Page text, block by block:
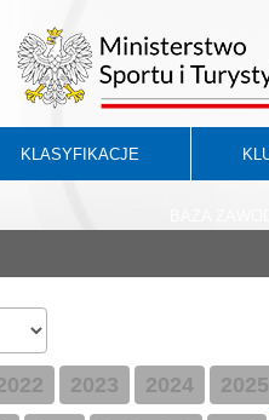
KLASYFIKACJE
2023 2024 2025